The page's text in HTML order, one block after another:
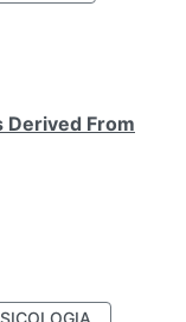
Derived From